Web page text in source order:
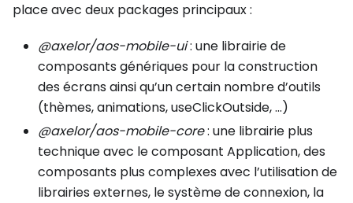
place avec deux packages principaux :
@axelor/aos-mobile-ui: une librairie de
composants génériques pour la construction
des écrans ainsi qu’un certain nombre d’outils
(thèmes, animations, useClickOutside, …)
@axelor/aos-mobile-core: une librairie plus
technique avec le composant Application, des
composants plus complexes avec l’utilisation de
librairies externes, le système de connexion, la